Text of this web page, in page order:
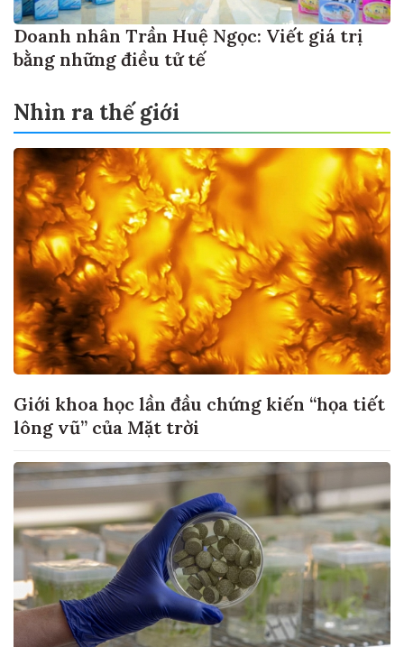
Doanh nhân Trần Huệ Ngọc: Viết giá trị
bằng những điều tử tế
Nhìn ra thế giới
Giới khoa học lần đầu chứng kiến “họa tiết
lông vũ” của Mặt trời